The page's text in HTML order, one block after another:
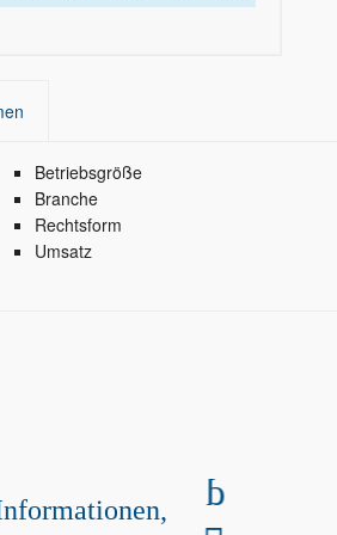
Betriebsgröße
Branche
Rechtsform
Umsatz